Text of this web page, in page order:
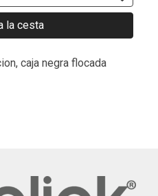
la cesta
caja negra flocada